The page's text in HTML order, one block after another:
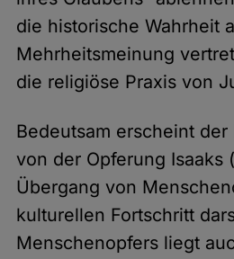
die historische Wahrheit
Mehrheitsmeinung
die religiöse Praxis von
Bedeutsam erscheint
von der Opferung
Übergang von
kulturellen Fortschritt
Menschenopfers liegt